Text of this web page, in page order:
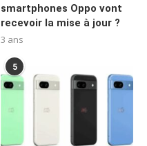
smartphones Oppo vont
recevoir la mise à jour ?
3 ans
5